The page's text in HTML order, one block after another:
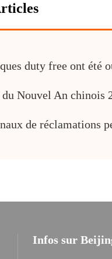
duty free ont été
du Nouvel An chinois
de réclamations
Infos sur